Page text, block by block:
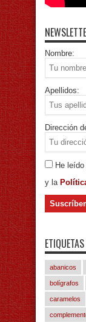
Nombre:
Apellidos:
Dirección
He
y la
ETIQUETAS
abanicos
bolígrafos
caramelos